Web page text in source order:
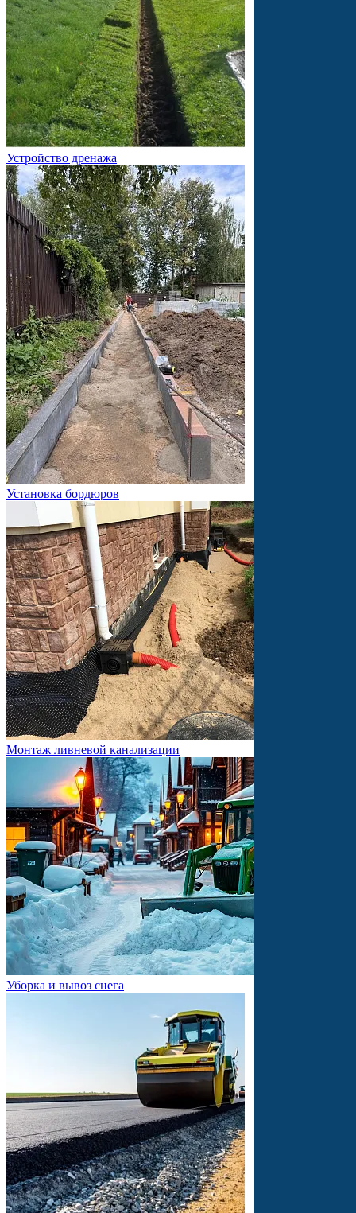
Устройство дренажа
Установка бордюров
Монтаж ливневой канализации
Уборка и вывоз снега